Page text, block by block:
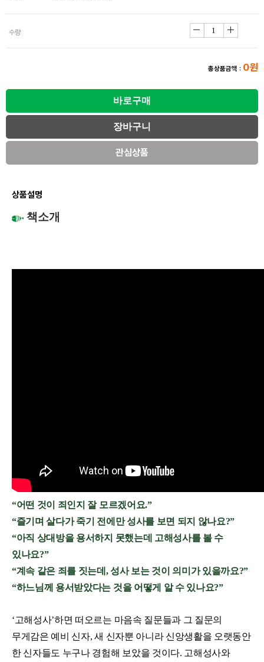
수량
총상품금액 : 0원
관심상품
상품설명
책소개
“어떤 것이 죄인지 잘 모르겠어요.”
“즐기며 살다가 죽기 전에만 성사를 보면 되지 않나요?”
“아직 상대방을 용서하지 못했는데 고해성사를 볼 수
있나요?”
“계속 같은 죄를 짓는데, 성사 보는 것이 의미가 있을까요?”
“하느님께 용서받았다는 것을 어떻게 알 수 있나요?”
‘고해성사’하면 떠오르는 마음속 질문들과 그 질문의
무게감은 예비 신자, 새 신자뿐 아니라 신앙생활을 오랫동안
한 신자들도 누구나 경험해 보았을 것이다. 고해성사와